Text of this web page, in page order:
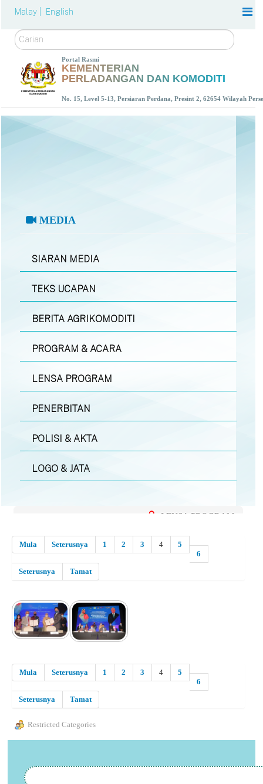
Malay | English
Carian
Portal Rasmi
KEMENTERIAN
PERLADANGAN DAN KOMODITI
No. 15, Level 5-13, Persiaran Perdana, Presint 2, 62654 Wilayah
MEDIA
SIARAN MEDIA
TEKS UCAPAN
BERITA AGRIKOMODITI
PROGRAM & ACARA
LENSA PROGRAM
PENERBITAN
POLISI & AKTA
LOGO & JATA
LENSA PROGRAM
Mula Seterusnya 1 2 3 4
5
6
Seterusnya
Tamat
Mula Seterusnya 1 2 3 4
5
6
Seterusnya
Tamat
Restricted Categories